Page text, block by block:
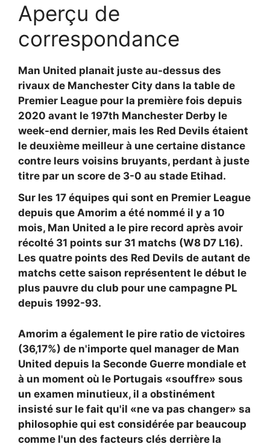
Aperçu de
correspondance
Man United planait juste au-dessus des
rivaux de Manchester City dans la table de
Premier League pour la première fois depuis
2020 avant le 197th Manchester Derby le
week-end dernier, mais les Red Devils étaient
le deuxième meilleur à une certaine distance
contre leurs voisins bruyants, perdant à juste
titre par un score de 3-0 au stade Etihad.
Sur les 17 équipes qui sont en Premier League
depuis que Amorim a été nommé il y a 10
mois, Man United a le pire record après avoir
récolté 31 points sur 31 matchs (W8 D7 L16).
Les quatre points des Red Devils de autant de
matchs cette saison représentent le début le
plus pauvre du club pour une campagne PL
depuis 1992-93.
Amorim a également le pire ratio de victoires
(36,17%) de n'importe quel manager de Man
United depuis la Seconde Guerre mondiale et
à un moment où le Portugais «souffre» sous
un examen minutieux, il a obstinément
insisté sur le fait qu'il «ne va pas changer» sa
philosophie qui est considérée par beaucoup
comme l'un des facteurs clés derrière la